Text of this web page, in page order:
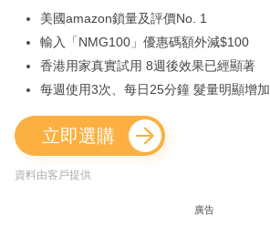
美國amazon鎖量及評價No. 1
輸入「NMG100」優惠碼額外減$100
香港用家真實試用 8週後效果已經顯著
每週使用3次、每日25分鐘 髮量明顯增加
立即選購
資料由客戶提供
廣告